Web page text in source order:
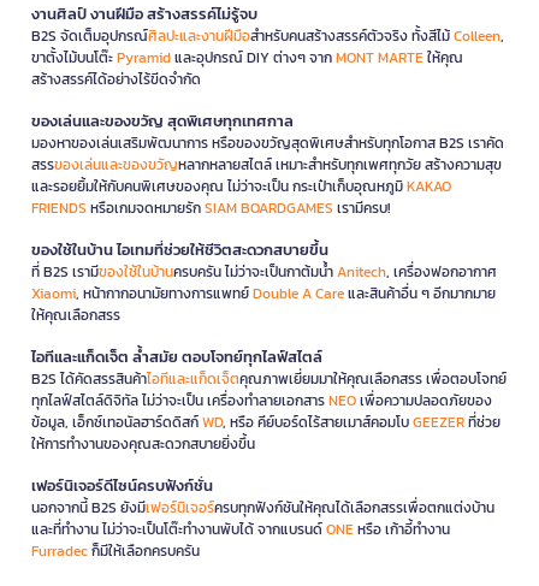
งานศิลป์ งานฝีมือ สร้างสรรค์ไม่รู้จบ
B2S จัดเต็มอุปกรณ์ศิลปะและงานฝีมือสำหรับคนสร้างสรรค์ตัวจริง ทั้งสีไม้Colleen,
ขาตั้งไม้บนโต๊ะPyramidและอุปกรณ์ DIY ต่างๆ จากMONT MARTEให้คุณ
สร้างสรรค์ได้อย่างไร้ขีดจำกัด
ของเล่นและของขวัญ สุดพิเศษทุกเทศกาล
มองหาของเล่นเสริมพัฒนาการ หรือของขวัญสุดพิเศษสำหรับทุกโอกาส B2S เราคัด
สรรของเล่นและของขวัญหลากหลายสไตล์ เหมาะสำหรับทุกเพศทุกวัย สร้างความสุข
และรอยยิ้มให้กับคนพิเศษของคุณ ไม่ว่าจะเป็น กระเป๋าเก็บอุณหภูมิKAKAO
FRIENDS หรือเกมจดหมายรักSIAM BOARDGAMES เรามีครบ!
ของใช้ในบ้าน ไอเทมที่ช่วยให้ชีวิตสะดวกสบายขึ้น
ที่ B2S เรามีของใช้ในบ้านครบครัน ไม่ว่าจะเป็นกาต้มน้ำAnitech, เครื่องฟอกอากาศ
Xiaomi, หน้ากากอนามัยทางการแพทย์Double A Careและสินค้าอื่น ๆ อีกมากมาย
ให้คุณเลือกสรร
ไอทีและแก็ดเจ็ต ล้ำสมัย ตอบโจทย์ทุกไลฟ์สไตล์
B2S ได้คัดสรรสินค้าไอทีและแก็ดเจ็ตคุณภาพเยี่ยมมาให้คุณเลือกสรร เพื่อตอบโจทย์
ทุกไลฟ์สไตล์ดิจิทัล ไม่ว่าจะเป็น เครื่องทำลายเอกสารNEOเพื่อความปลอดภัยของ
ข้อมูล, เอ็กซ์เทอนัลฮาร์ดดิสก์WD, หรือ คีย์บอร์ดไร้สายเมาส์คอมโบGEEZERที่ช่วย
ให้การทำงานของคุณสะดวกสบายยิ่งขึ้น
เฟอร์นิเจอร์ดีไซน์ครบฟังก์ชั่น
นอกจากนี้ B2S ยังมีเฟอร์นิเจอร์ครบทุกฟังก์ชันให้คุณได้เลือกสรรเพื่อตกแต่งบ้าน
และที่ทำงาน ไม่ว่าจะเป็นโต๊ะทำงานพับได้ จากแบรนด์ONEหรือ เก้าอี้ทำงาน
Furradecก็มีให้เลือกครบครัน